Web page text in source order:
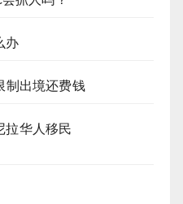
办
制出境还费钱
拉华人移民